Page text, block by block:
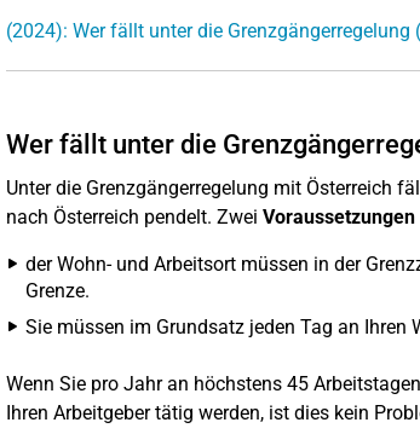
(2024): Wer fällt unter die Grenzgängerregelung
Wer fällt unter die
Unter die Grenzgängerregelung mit Österreich
nach Österreich pendelt. Zwei Voraussetzungen
der Wohn- und Arbeitsort müssen in der
Grenze.
Sie müssen im Grundsatz jeden Tag an Ihren
Wenn Sie pro Jahr an höchstens 45
Ihren Arbeitgeber tätig werden, ist dies kein